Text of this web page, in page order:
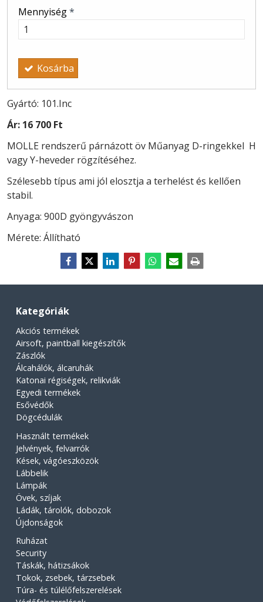
Mennyiség*
Kosárba
Gyártó: 101.Inc
Ár: 16 700 Ft
MOLLE rendszerű párnázott öv Műanyag D-ringekkel H
vagy Y-heveder rögzítéséhez.
Szélesebb típus ami jól elosztja a terhelést és kellően
stabil.
Anyaga: 900D gyöngyvászon
Mérete: Állítható
Kategóriák
Akciós termékek
Airsoft, paintball kiegészítők
Zászlók
Álcahálók, álcaruhák
Katonai régiségek, relikviák
Egyedi termékek
Esővédők
Dögcédulák
Használt termékek
Jelvények, felvarrók
Kések, vágóeszközök
Lábbelik
Lámpák
Övek, szíjak
Ládák, tárolók, dobozok
Újdonságok
Ruházat
Security
Táskák, hátizsákok
Tokok, zsebek, tárzsebek
Túra- és túlélőfelszerelések